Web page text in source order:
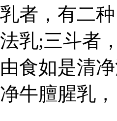
乳者，有二
法乳;三斗者
由食如是清
净牛膻腥乳